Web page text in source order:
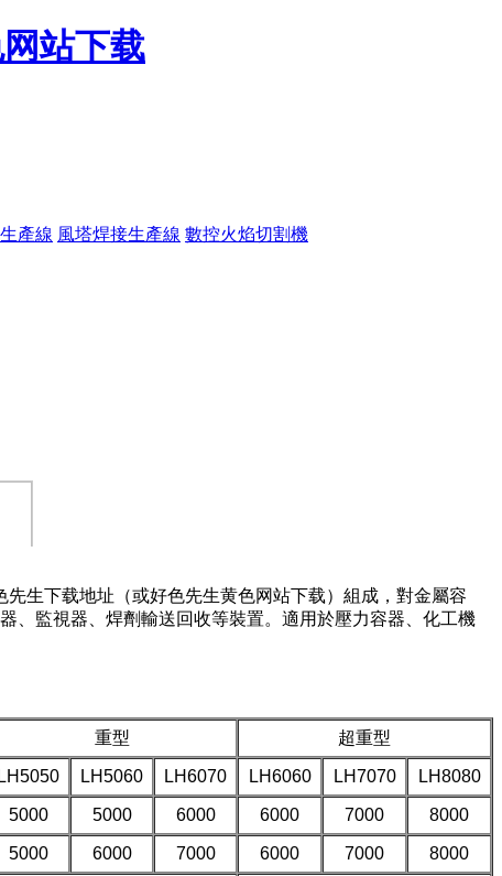
站下载
產線 風塔焊接生產線 數控火焰切割機
下载地址（或好色先生黄色网站下载）組成，對金屬容
、監視器、焊劑輸送回收等裝置。適用於壓力容器、化工機
重型 超重型
LH5050 LH5060 LH6070 LH6060 LH7070 LH8080
5000 5000 6000 6000 7000 8000
5000 6000 7000 6000 7000 8000